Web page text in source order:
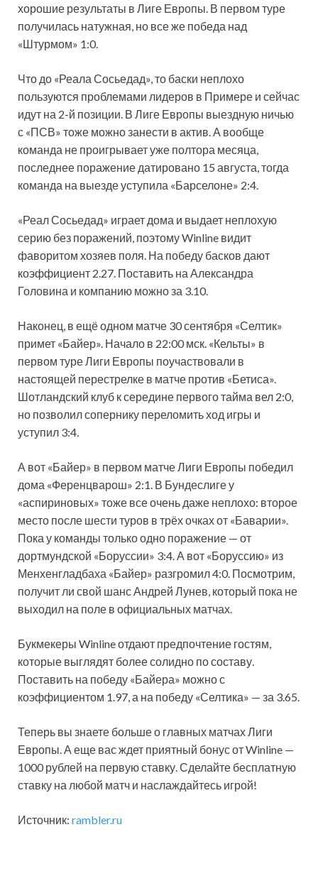
хорошие результаты в Лиге Европы. В первом туре
получилась натужная, но все же победа над
«Штурмом» 1:0.
Что до «Реала Сосьедад», то баски неплохо
пользуются проблемами лидеров в Примере и сейчас
идут на 2-й позиции. В Лиге Европы выездную ничью
с «ПСВ» тоже можно занести в актив. А вообще
команда не проигрывает уже полтора месяца,
последнее поражение датировано 15 августа, тогда
команда на выезде уступила «Барселоне» 2:4.
«Реал Сосьедад» играет дома и выдает неплохую
серию без поражений, поэтому Winline видит
фаворитом хозяев поля. На победу басков дают
коэффициент 2.27. Поставить на Александра
Головина и компанию можно за 3.10.
Наконец, в ещё одном матче 30 сентября «Селтик»
примет «Байер». Начало в 22:00 мск. «Кельты» в
первом туре Лиги Европы поучаствовали в
настоящей перестрелке в матче против «Бетиса».
Шотландский клуб к середине первого тайма вел 2:0,
но позволил сопернику переломить ход игры и
уступил 3:4.
А вот «Байер» в первом матче Лиги Европы победил
дома «Ференцварош» 2:1. В Бундеслиге у
«аспириновых» тоже все очень даже неплохо: второе
место после шести туров в трёх очках от «Баварии».
Пока у команды только одно поражение — от
дортмундской «Боруссии» 3:4. А вот «Боруссию» из
Менхенгладбаха «Байер» разгромил 4:0. Посмотрим,
получит ли свой шанс Андрей Лунев, который пока не
выходил на поле в официальных матчах.
Букмекеры Winline отдают предпочтение гостям,
которые выглядят более солидно по составу.
Поставить на победу «Байера» можно с
коэффициентом 1.97, а на победу «Селтика» — за 3.65.
Теперь вы знаете больше о главных матчах Лиги
Европы. А еще вас ждет приятный бонус от Winline —
1000 рублей на первую ставку. Сделайте бесплатную
ставку на любой матч и наслаждайтесь игрой!
Источник: rambler.ru